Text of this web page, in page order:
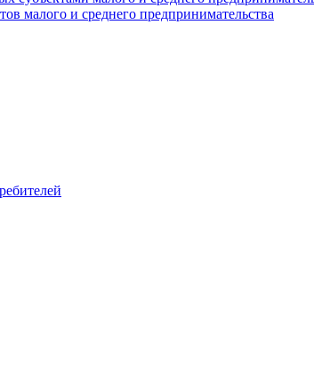
малого и среднего предпринимательства